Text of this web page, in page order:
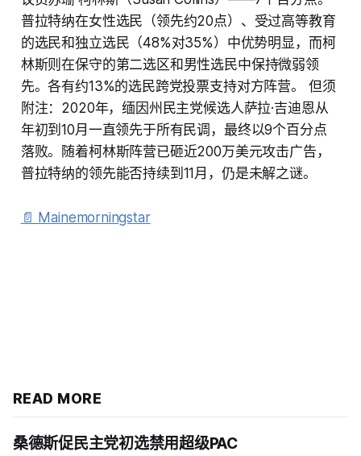
普拉特纳在女性选民（领先约20点）、受过高等教育
的选民和独立选民（48%对35%）中优势明显，而柯
林斯则在保守的第二选区和男性选民中保持微弱领
先。各有约13%的选民跨党投票支持对方阵营。 但须
附注：2020年，缅因州民主党候选人萨拉·吉迪恩从
年初到10月一直领先于所有民调，最终以9个百分点
落败。随着柯林斯阵营已砸近200万美元攻击广告，
普拉特纳的领先能否持续到11月，仍是未解之谜。
📄 Mainemorningstar
READ MORE
桑德斯促民主党初选禁用超级PAC